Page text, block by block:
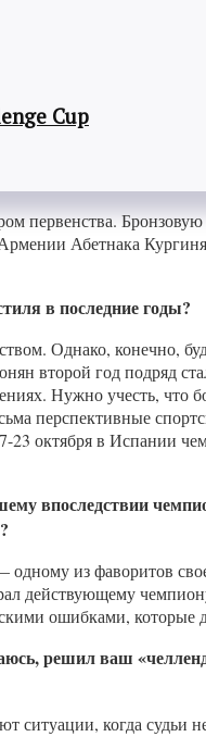
Cup
первенства. Бронзовую
Абетнака
в последние годы?
Однако, конечно,
второй год подряд
Нужно учесть, что
перспективные
октября в Испании
впоследствии
из фаворитов
действующему
ошибками, которые
решил ваш «
ситуации, когда судьи